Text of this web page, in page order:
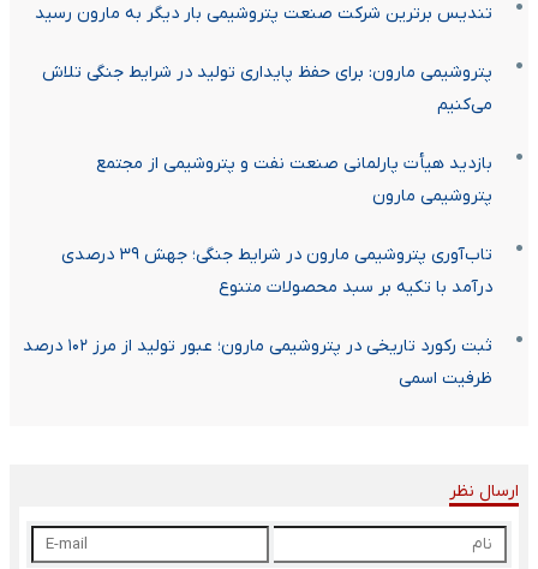
تندیس برترین شرکت صنعت پتروشیمی بار دیگر به مارون رسید
پتروشیمی مارون: برای حفظ پایداری تولید در شرایط جنگی تلاش
می‌کنیم
بازدید هیأت پارلمانی صنعت نفت و پتروشیمی از مجتمع
پتروشیمی مارون
تاب‌آوری پتروشیمی مارون در شرایط جنگی؛ جهش ۳۹ درصدی
درآمد با تکیه بر سبد محصولات متنوع
ثبت رکورد تاریخی در پتروشیمی مارون؛ عبور تولید از مرز ۱۰۲ درصد
ظرفیت اسمی
ارسال نظر